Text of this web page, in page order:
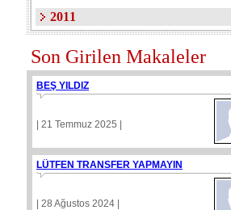
2011
Son Girilen Makaleler
BEŞ YILDIZ
| 21 Temmuz 2025 |
LÜTFEN TRANSFER YAPMAYIN
| 28 Ağustos 2024 |